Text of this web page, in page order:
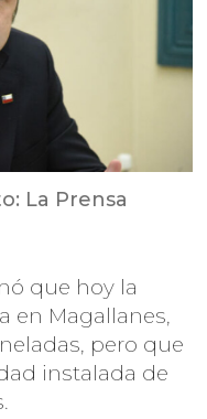
La Prensa
que hoy la
en Magallanes,
pero que
instalada de